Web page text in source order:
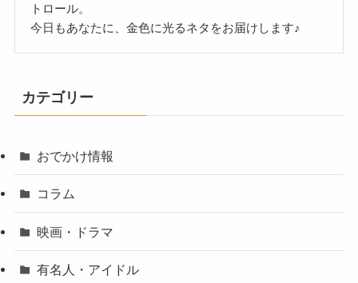
トロール。
今日もあなたに、金色に光るネタをお届けします♪
カテゴリー
おでかけ情報
コラム
映画・ドラマ
有名人・アイドル